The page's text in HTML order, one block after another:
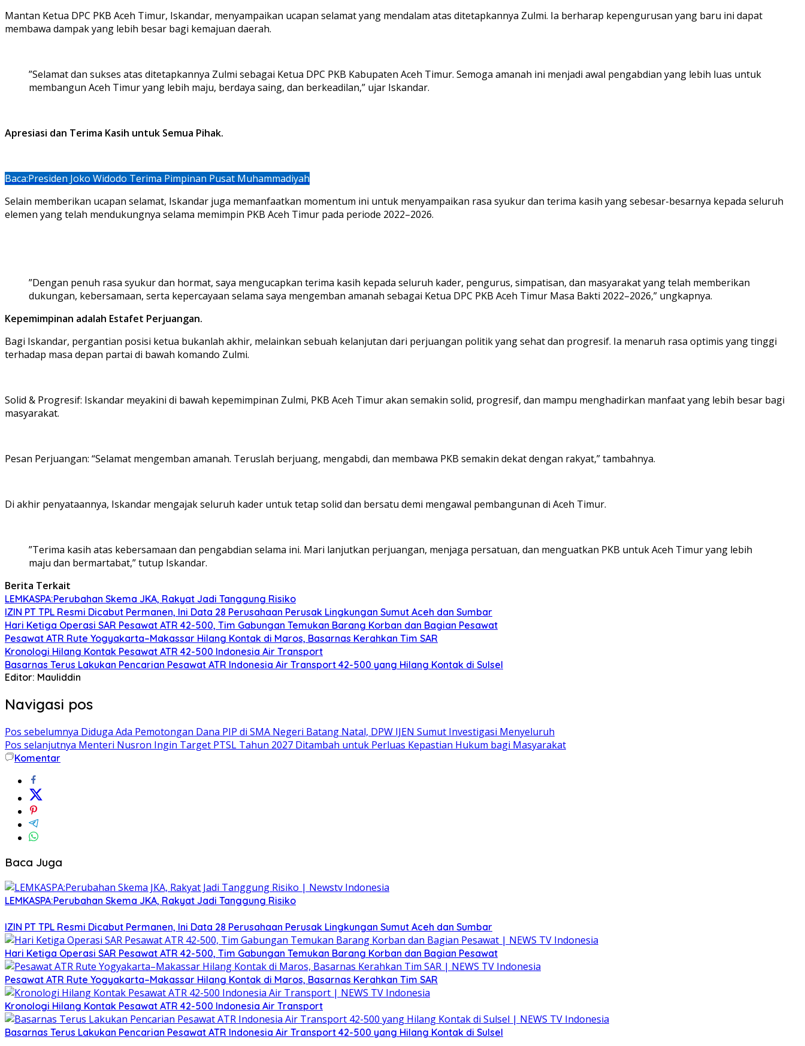
‎Mantan Ketua DPC PKB Aceh Timur, Iskandar, menyampaikan ucapan selamat yang mendalam atas ditetapkannya Zulmi. Ia berharap kepengurusan yang baru ini dapat
membawa dampak yang lebih besar bagi kemajuan daerah.
‎”Selamat dan sukses atas ditetapkannya Zulmi sebagai Ketua DPC PKB Kabupaten Aceh Timur. Semoga amanah ini menjadi awal pengabdian yang lebih luas untuk
membangun Aceh Timur yang lebih maju, berdaya saing, dan berkeadilan,” ujar Iskandar.
‎Apresiasi dan Terima Kasih untuk Semua Pihak.
Baca:Presiden Joko Widodo Terima Pimpinan Pusat Muhammadiyah
‎Selain memberikan ucapan selamat, Iskandar juga memanfaatkan momentum ini untuk menyampaikan rasa syukur dan terima kasih yang sebesar-besarnya kepada seluruh
elemen yang telah mendukungnya selama memimpin PKB Aceh Timur pada periode 2022–2026.
‎”Dengan penuh rasa syukur dan hormat, saya mengucapkan terima kasih kepada seluruh kader, pengurus, simpatisan, dan masyarakat yang telah memberikan
dukungan, kebersamaan, serta kepercayaan selama saya mengemban amanah sebagai Ketua DPC PKB Aceh Timur Masa Bakti 2022–2026,” ungkapnya.
‎Kepemimpinan adalah Estafet Perjuangan.
‎Bagi Iskandar, pergantian posisi ketua bukanlah akhir, melainkan sebuah kelanjutan dari perjuangan politik yang sehat dan progresif. Ia menaruh rasa optimis yang tinggi
terhadap masa depan partai di bawah komando Zulmi.
‎Solid & Progresif: Iskandar meyakini di bawah kepemimpinan Zulmi, PKB Aceh Timur akan semakin solid, progresif, dan mampu menghadirkan manfaat yang lebih besar bagi
masyarakat.
‎Pesan Perjuangan: “Selamat mengemban amanah. Teruslah berjuang, mengabdi, dan membawa PKB semakin dekat dengan rakyat,” tambahnya.
‎Di akhir penyataannya, Iskandar mengajak seluruh kader untuk tetap solid dan bersatu demi mengawal pembangunan di Aceh Timur.
‎”Terima kasih atas kebersamaan dan pengabdian selama ini. Mari lanjutkan perjuangan, menjaga persatuan, dan menguatkan PKB untuk Aceh Timur yang lebih
maju dan bermartabat,” tutup Iskandar.
Berita Terkait
LEMKASPA:Perubahan Skema JKA, Rakyat Jadi Tanggung Risiko
IZIN PT TPL Resmi Dicabut Permanen, Ini Data 28 Perusahaan Perusak Lingkungan Sumut Aceh dan Sumbar
Hari Ketiga Operasi SAR Pesawat ATR 42-500, Tim Gabungan Temukan Barang Korban dan Bagian Pesawat
Pesawat ATR Rute Yogyakarta–Makassar Hilang Kontak di Maros, Basarnas Kerahkan Tim SAR
Kronologi Hilang Kontak Pesawat ATR 42-500 Indonesia Air Transport
Basarnas Terus Lakukan Pencarian Pesawat ATR Indonesia Air Transport 42-500 yang Hilang Kontak di Sulsel
Editor: Mauliddin
Navigasi pos
Pos sebelumnya Diduga Ada Pemotongan Dana PIP di SMA Negeri Batang Natal, DPW IJEN Sumut Investigasi Menyeluruh
Pos selanjutnya Menteri Nusron Ingin Target PTSL Tahun 2027 Ditambah untuk Perluas Kepastian Hukum bagi Masyarakat
Komentar
Baca Juga
LEMKASPA:Perubahan Skema JKA, Rakyat Jadi Tanggung Risiko
IZIN PT TPL Resmi Dicabut Permanen, Ini Data 28 Perusahaan Perusak Lingkungan Sumut Aceh dan Sumbar
Hari Ketiga Operasi SAR Pesawat ATR 42-500, Tim Gabungan Temukan Barang Korban dan Bagian Pesawat
Pesawat ATR Rute Yogyakarta–Makassar Hilang Kontak di Maros, Basarnas Kerahkan Tim SAR
Kronologi Hilang Kontak Pesawat ATR 42-500 Indonesia Air Transport
Basarnas Terus Lakukan Pencarian Pesawat ATR Indonesia Air Transport 42-500 yang Hilang Kontak di Sulsel